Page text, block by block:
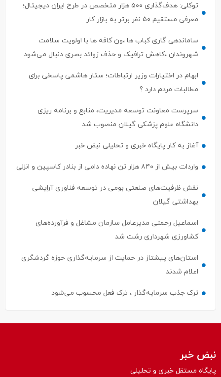
توکلی: هدف‌گذاری ۵۰۰ هزار متخصص در طرح ایران دیجیتال؛
معرفی مستقیم ۵۰ نفر برتر به بازار کار
ساماندهی گاری کباب ها ،ون کافه ها با اولویت سلامت
شهروندان ،کاهش ترافیک و حذف زوائد بصری دنبال می‌شود
ابهام در اختیارات وزیر ارتباطات؛ ستار هاشمی پاسخی برای
مطالبات مردم دارد ؟
سرپرست معاونت توسعه مدیریت، منابع و برنامه ریزی
دانشگاه علوم پزشکی گیلان منصوب شد
آغاز به کار پایگاه خبری و تحلیلی نبض خبر
واردات بیش از ۸۴۰ هزار تن نهاده دامی از بنادر كاسپین و انزلی
نقش ظرفیت‌های صنعتی بومی در توسعه فناوری آرایشی–
بهداشتی گیلان
اسماعیل رحمتی مدیرعامل سازمان مشاغل و فرآورده‌های
کشاورزی شهرداری رشت شد
استان‌های پیشتاز در حمایت از سرمایه‌گذاری حوزه گردشگری
اعلام شدند
ترک جذب سرمایه‌گذار ، ترک فعل محسوب می‌شود
نبض خبر
پایگاه مستقل خبری و تحلیلی